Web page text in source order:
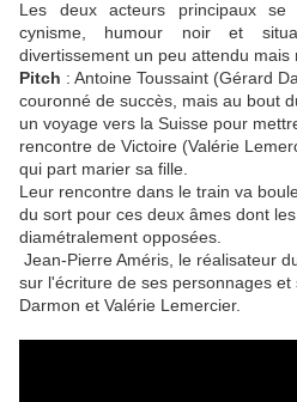
Les deux acteurs principaux
cynisme, humour noir et
divertissement un peu attendu mais
Pitch : Antoine Toussaint (Gérard
couronné de succès, mais au bout
un voyage vers la Suisse pour
rencontre de Victoire (Valérie
qui part marier sa fille.
Leur rencontre dans le train va
du sort pour ces deux âmes dont
diamétralement opposées.
Jean-Pierre Améris, le réalisateur
sur l'écriture de ses personnages
Darmon et Valérie Lemercier.